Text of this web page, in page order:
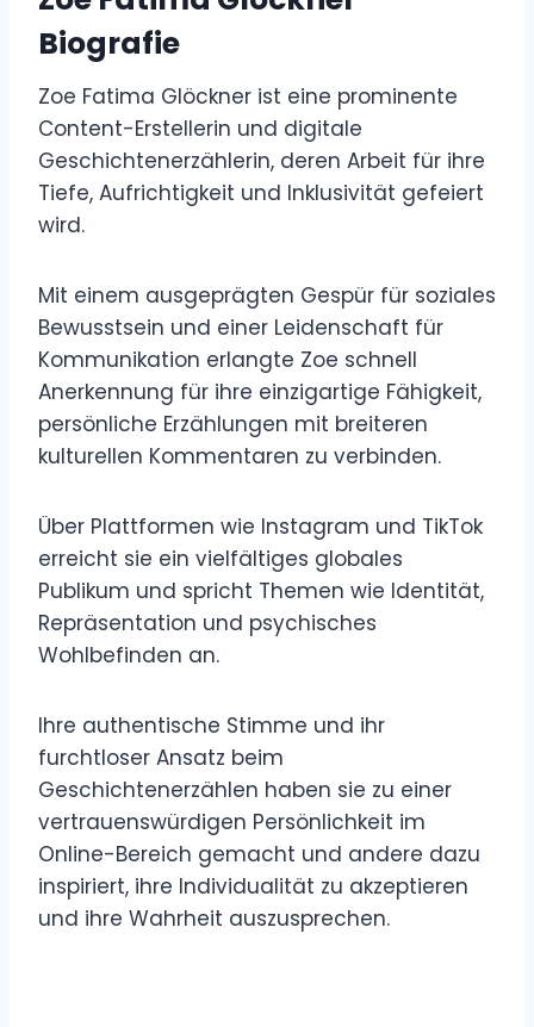
Biografie
Zoe Fatima Glöckner ist eine prominente
Content-Erstellerin und digitale
Geschichtenerzählerin, deren Arbeit für ihre
Tiefe, Aufrichtigkeit und Inklusivität gefeiert
wird.
Mit einem ausgeprägten Gespür für soziales
Bewusstsein und einer Leidenschaft für
Kommunikation erlangte Zoe schnell
Anerkennung für ihre einzigartige Fähigkeit,
persönliche Erzählungen mit breiteren
kulturellen Kommentaren zu verbinden.
Über Plattformen wie Instagram und TikTok
erreicht sie ein vielfältiges globales
Publikum und spricht Themen wie Identität,
Repräsentation und psychisches
Wohlbefinden an.
Ihre authentische Stimme und ihr
furchtloser Ansatz beim
Geschichtenerzählen haben sie zu einer
vertrauenswürdigen Persönlichkeit im
Online-Bereich gemacht und andere dazu
inspiriert, ihre Individualität zu akzeptieren
und ihre Wahrheit auszusprechen.